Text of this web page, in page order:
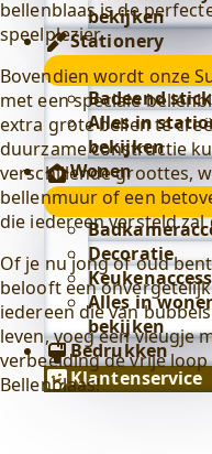
bekijken
Stationery
Badeend
Alles in
bekijken
Wonen
Decoratie
Alles in
bekijken
Bedrukken
Klantenservice
bellenblaas is de
speelplezier.
Bovendien wordt onze
met een speciale
extra grote bellen te
duurzame constructie
verschillende groottes,
bellenmuur of een
die iedereen versteld zal
Of je nu jong of oud
belooft een
iedereen die van
leven, voeg een vleugje
verbeelding de vrije
Bellenblaas!